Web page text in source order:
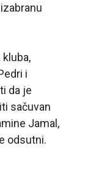
i
da je
sačuvan
Jamal,
odsutni.